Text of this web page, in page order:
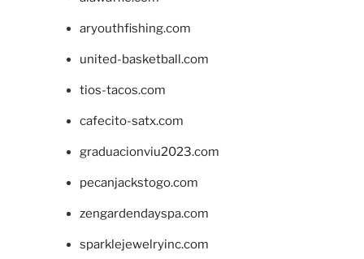
aryouthfishing.com
united-basketball.com
tios-tacos.com
cafecito-satx.com
graduacionviu2023.com
pecanjackstogo.com
zengardendayspa.com
sparklejewelryinc.com